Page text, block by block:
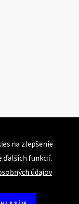
na zlepšenie
ďalších funkcií.
údajov